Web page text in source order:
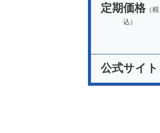
定期価格（税
込）
公式サイト